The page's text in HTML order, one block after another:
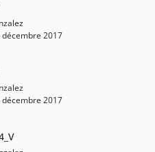
2017
2017